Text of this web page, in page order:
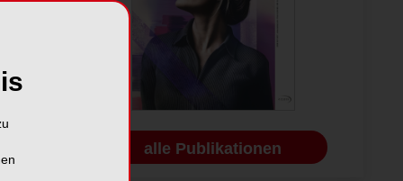
alle Publikationen